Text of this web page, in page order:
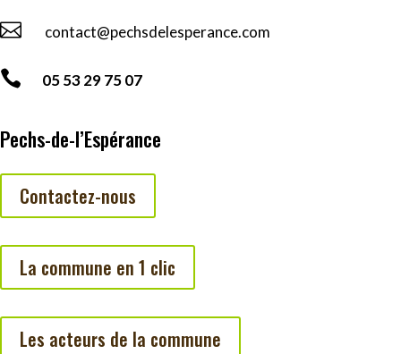
 contact@pechsdelesperance.com
 05 53 29 75 07
Pechs-de-l’Espérance
Contactez-nous
La commune en 1 clic
Les acteurs de la commune